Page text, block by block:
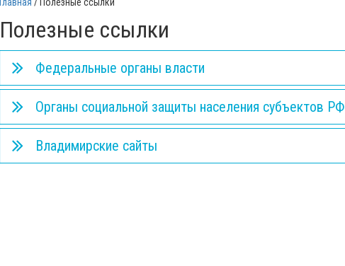
Полезные ссылки
Федеральные органы власти
Органы социальной защиты населения субъектов РФ
Владимирские сайты